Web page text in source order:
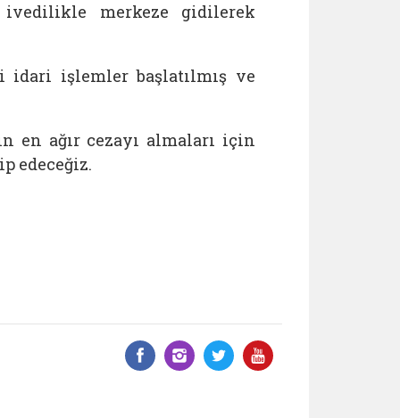
ivedilikle merkeze gidilerek
idari işlemler başlatılmış ve
ağır cezayı almaları için
edeceğiz.
Facebook üzerinde paylaş
Instagram'da paylaş
Twitter üzerinde
YouTube